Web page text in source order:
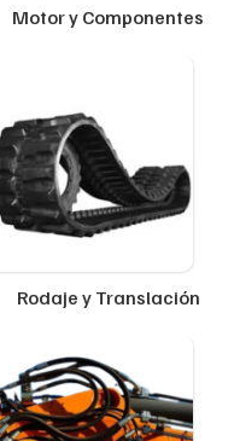
Motor y Componentes
Rodaje y Translación